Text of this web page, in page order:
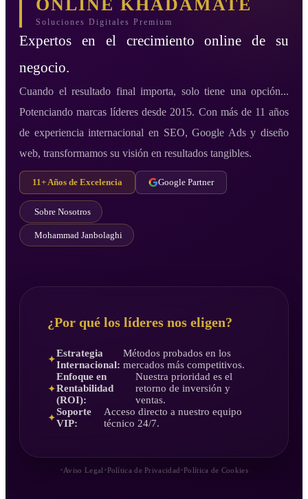
ONLINE KHADAMATE
Soluciones Digitales Premium
Expertos en el crecimiento online de su
negocio.
Cuando el resultado final importa, solo tiene una opción...
Potenciando marcas líderes desde 2015. Con más de 11 años
de experiencia internacional en SEO, Google Ads y diseño
web, transformamos su visión en resultados tangibles.
11+ Años de Excelencia Google Partner
Sobre Nosotros
Mohammad Janbolaghi
¿Por qué los líderes nos eligen?
✦
Estrategia
Internacional:
Métodos probados en los
mercados más competitivos.
✦
Enfoque en
Rentabilidad
(ROI):
Nuestra prioridad es el
retorno de inversión y
ventas.
✦
Soporte
VIP:
Acceso directo a nuestro equipo
técnico 24/7.
•Aviso Legal • Política de Privacidad • Política de Cookies